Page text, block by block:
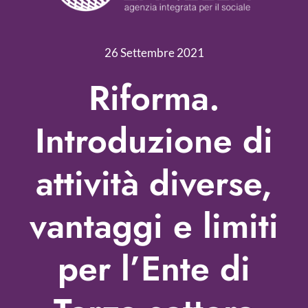
Servizi
Nonprofit Blog
Fundraising Academy
Multimedia
Come contattarci
26 Settembre 2021
Riforma.
Introduzione di
attività diverse,
vantaggi e limiti
per l’Ente di